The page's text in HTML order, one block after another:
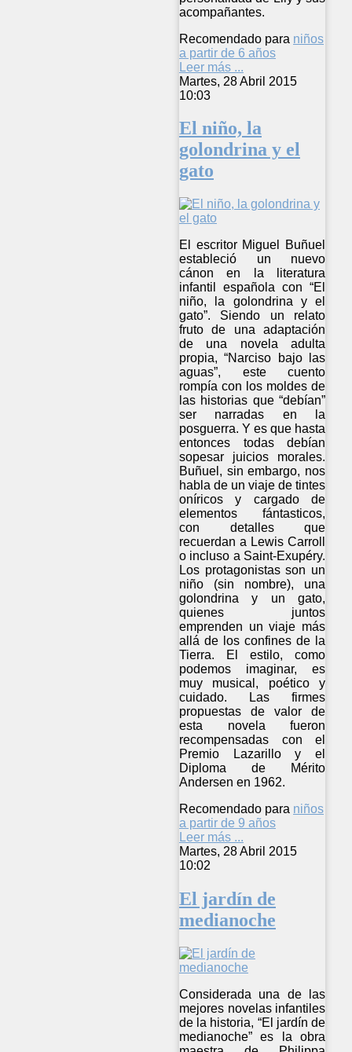
acompañantes.
Recomendado para niños
a partir de 6 años
Leer más ...
Martes, 28 Abril 2015
10:03
El niño, la
golondrina y el
gato
El escritor Miguel Buñuel
estableció un nuevo
cánon en la literatura
infantil española con “El
niño, la golondrina y el
gato”. Siendo un relato
fruto de una adaptación
de una novela adulta
propia, “Narciso bajo las
aguas”, este cuento
rompía con los moldes de
las historias que “debían”
ser narradas en la
posguerra. Y es que hasta
entonces todas debían
sopesar juicios morales.
Buñuel, sin embargo, nos
habla de un viaje de tintes
oníricos y cargado de
elementos fántasticos,
con detalles que
recuerdan a Lewis Carroll
o incluso a Saint-Exupéry.
Los protagonistas son un
niño (sin nombre), una
golondrina y un gato,
quienes juntos
emprenden un viaje más
allá de los confines de la
Tierra. El estilo, como
podemos imaginar, es
muy musical, poético y
cuidado. Las firmes
propuestas de valor de
esta novela fueron
recompensadas con el
Premio Lazarillo y el
Diploma de Mérito
Andersen en 1962.
Recomendado para niños
a partir de 9 años
Leer más ...
Martes, 28 Abril 2015
10:02
El jardín de
medianoche
Considerada una de las
mejores novelas infantiles
de la historia, “El jardín de
medianoche” es la obra